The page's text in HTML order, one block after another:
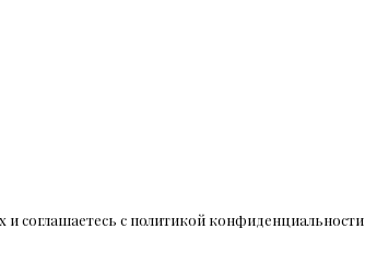
и соглашаетесь c политикой конфиденциальности